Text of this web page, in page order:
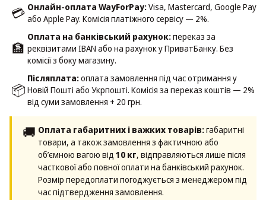
💳 Онлайн-оплата WayForPay:Visa, Mastercard, Google Pay
або Apple Pay. Комісія платіжного сервісу — 2%.
🏦
Оплата на банківський рахунок:переказ за
реквізитами IBAN або на рахунок у ПриватБанку. Без
комісії з боку магазину.
📦
Післяплата:оплата замовлення під час отримання у
Новій Пошті або Укрпошті. Комісія за переказ коштів — 2%
від суми замовлення + 20 грн.
🚚 Оплата габаритних і важких товарів:габаритні
товари, а також замовлення з фактичною або
об’ємною вагою від 10 кг, відправляються лише після
часткової або повної оплати на банківський рахунок.
Розмір передоплати погоджується з менеджером під
час підтвердження замовлення.